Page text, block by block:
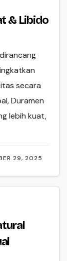
& Libido
29, 2025
secara
Duramen
lebih kuat,